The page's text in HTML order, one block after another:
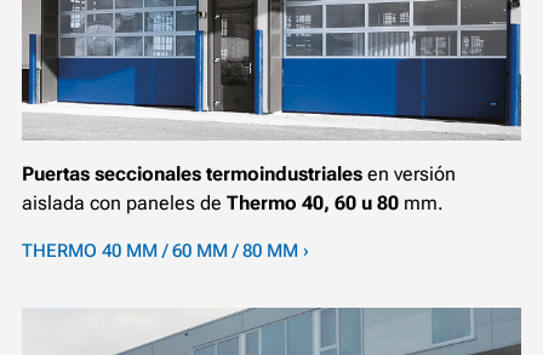
Puertas seccionales termoindustriales en versión
aislada con paneles de Thermo 40, 60 u 80 mm.
THERMO 40 MM / 60 MM / 80 MM ›